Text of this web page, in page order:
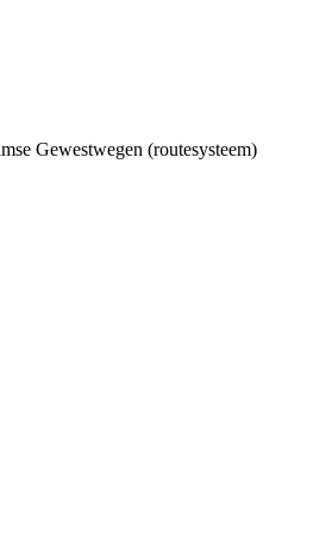
Gewestwegen (routesysteem)